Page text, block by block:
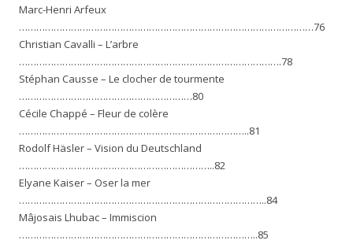
Marc-Henri Arfeux
…………………………………………………………………………………………76
Christian Cavalli – L’arbre
……………………………………………………………………………….78
Stéphan Causse – Le clocher de tourmente
……………………………………………………80
Cécile Chappé – Fleur de colère
……………………………………………………………………..81
Rodolf Häsler – Vision du Deutschland
…………………………………………………………..82
Elyane Kaiser – Oser la mer
…………………………………………………………………………..84
Mâjosais Lhubac – Immiscion
………………………………………………………………………..85